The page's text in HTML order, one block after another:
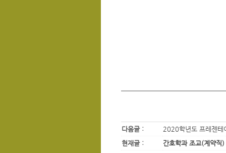
다음글 :
2020학년도 프레젠테
현재글 :
간호학과 조교(계약직